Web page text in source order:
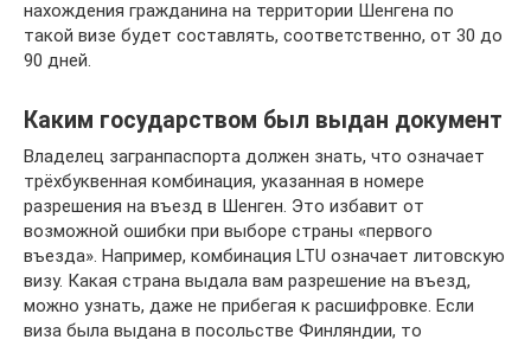
нахождения гражданина на территории Шенгена по
такой визе будет составлять, соответственно, от 30 до
90 дней.
Каким государством был выдан документ
Владелец загранпаспорта должен знать, что означает
трёхбуквенная комбинация, указанная в номере
разрешения на въезд в Шенген. Это избавит от
возможной ошибки при выборе страны «первого
въезда». Например, комбинация LTU означает литовскую
визу. Какая страна выдала вам разрешение на въезд,
можно узнать, даже не прибегая к расшифровке. Если
виза была выдана в посольстве Финляндии, то